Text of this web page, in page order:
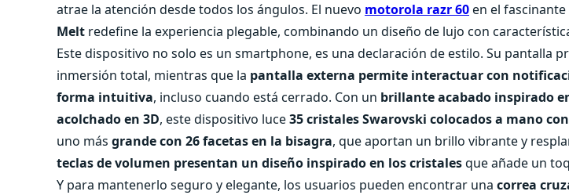
atrae la atención desde todos los ángulos. El nuevo motorola razr 60en el
Melt redefine la experiencia plegable, combinando un diseño de lujo con
Este dispositivo no solo es un smartphone, es una declaración de estilo. Su pantalla
inmersión total, mientras que la pantalla externa permite interactuar con
forma intuitiva, incluso cuando está cerrado. Con un brillante acabado inspirado
acolchado en 3D, este dispositivo luce35 cristales Swarovski colocados a mano
uno más grande con 26 facetas en la bisagra, que aportan un brillo vibrante y
teclas de volumen presentan un diseño inspirado en los cristalesque añade un
Y para mantenerlo seguro y elegante, los usuarios pueden encontrar una correa